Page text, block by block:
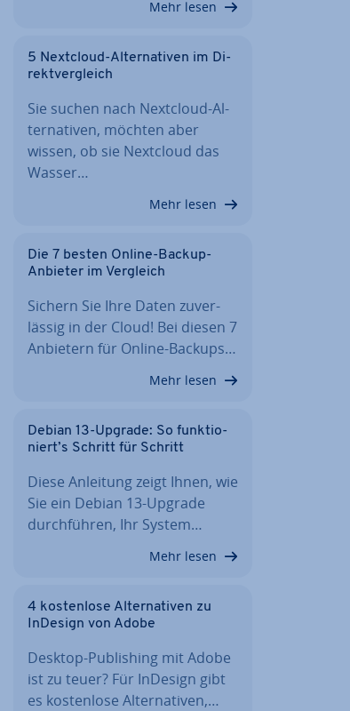
Mehr lesen
5 Nextcloud-Al­ter­na­ti­ven im Di­
rekt­ver­gleich
Sie suchen nach Nextcloud-Al­
ter­na­ti­ven, möchten aber
wissen, ob sie Nextcloud das
Wasser…
Mehr lesen
Die 7 besten Online-Backup-
Anbieter im Vergleich
Sichern Sie Ihre Daten zu­ver­
läs­sig in der Cloud! Bei diesen 7
Anbietern für Online-Backups…
Mehr lesen
Debian 13-Upgrade: So funk­tio­
niert’s Schritt für Schritt
Diese Anleitung zeigt Ihnen, wie
Sie ein Debian 13-Upgrade
durch­füh­ren, Ihr System…
Mehr lesen
4 kos­ten­lo­se Al­ter­na­ti­ven zu
InDesign von Adobe
Desktop-Pu­bli­shing mit Adobe
ist zu teuer? Für InDesign gibt
es kos­ten­lo­se Al­ter­na­ti­ven,…